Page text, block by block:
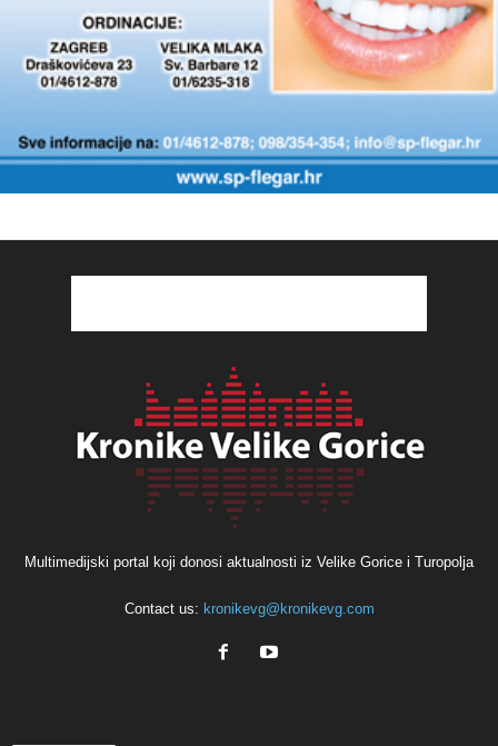
Multimedijski portal koji donosi aktualnosti iz Velike Gorice i Turopolja
Contact us: kronikevg@kronikevg.com